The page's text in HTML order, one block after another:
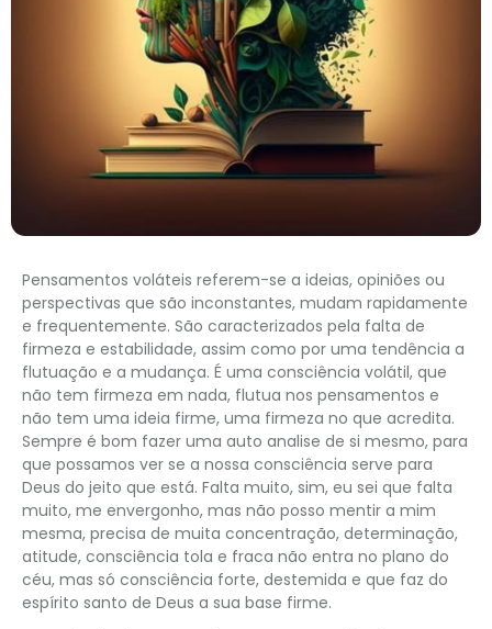
Pensamentos voláteis referem-se a ideias, opiniões ou
perspectivas que são inconstantes, mudam rapidamente
e frequentemente. São caracterizados pela falta de
firmeza e estabilidade, assim como por uma tendência a
flutuação e a mudança. É uma consciência volátil, que
não tem firmeza em nada, flutua nos pensamentos e
não tem uma ideia firme, uma firmeza no que acredita.
Sempre é bom fazer uma auto analise de si mesmo, para
que possamos ver se a nossa consciência serve para
Deus do jeito que está. Falta muito, sim, eu sei que falta
muito, me envergonho, mas não posso mentir a mim
mesma, precisa de muita concentração, determinação,
atitude, consciência tola e fraca não entra no plano do
céu, mas só consciência forte, destemida e que faz do
espírito santo de Deus a sua base firme.